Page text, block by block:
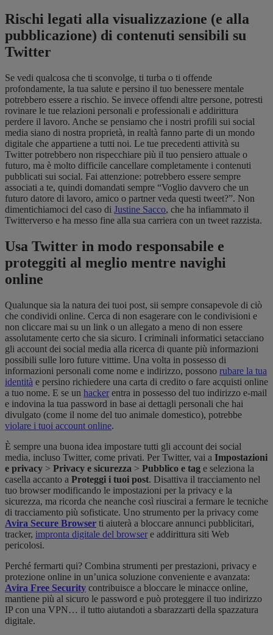
Rischi legati alla visualizzazione (e alla
pubblicazione) di contenuti sensibili su
Twitter
Se vedi qualcosa che ti sconvolge, ti turba o ti offende
profondamente, la tua salute e persino il tuo benessere mentale
potrebbero essere a rischio. Se invece offendi altre persone, potresti
rovinare le tue relazioni personali e professionali e addirittura
perdere il lavoro. Anche se pensiamo che i nostri profili sui social
media siano di nostra proprietà, in realtà fanno parte di un mondo
digitale che appartiene a tutti noi. Le tue precedenti attività su
Twitter potrebbero non rispecchiare più il tuo pensiero attuale o
futuro, ma è molto difficile cancellare completamente i contenuti
pubblicati sui social. Fai attenzione: potrebbero essere sempre
associati a te, quindi domandati sempre “Voglio davvero che un
futuro datore di lavoro, amico o partner veda questi tweet?”. Non
dimentichiamoci del caso di Justine Sacco, che ha infiammato il
Twitterverso e ha messo fine alla sua carriera con un tweet razzista.
Usa Twitter in modo responsabile e
proteggiti al meglio mentre navighi
online
Qualunque sia la natura dei tuoi post, sii sempre consapevole di ciò
che condividi online. Cerca di non esagerare con le condivisioni e
non cliccare mai su un link o un allegato a meno di non essere
assolutamente certo che sia sicuro. I criminali informatici setacciano
gli account dei social media alla ricerca di quante più informazioni
possibili sulle loro future vittime. Una volta in possesso di
informazioni personali come nome e indirizzo, possono rubare la tua
identità e persino richiedere una carta di credito o fare acquisti online
a tuo nome. E se un hacker entra in possesso del tuo indirizzo e-mail
e indovina la tua password in base ai dettagli personali che hai
divulgato (come il nome del tuo animale domestico), potrebbe
violare i tuoi account online.
È sempre una buona idea impostare tutti gli account dei social
media, incluso Twitter, come privati. Per Twitter, vai a Impostazioni
e privacy > Privacy e sicurezza > Pubblico e tag e seleziona la
casella accanto a Proteggi i tuoi post. Disattiva il tracciamento nel
tuo browser modificando le impostazioni per la privacy e la
sicurezza, ma ricorda che neanche così riuscirai a fermare le tecniche
di tracciamento più sofisticate. Uno strumento per la privacy come
Avira Secure Browser ti aiuterà a bloccare annunci pubblicitari,
tracker, impronta digitale del browser e addirittura siti Web
pericolosi.
Perché fermarti qui? Combina strumenti per prestazioni, privacy e
protezione online in un’unica soluzione conveniente e avanzata:
Avira Free Security contribuisce a bloccare le minacce online,
mantiene più al sicuro le password e può proteggere il tuo indirizzo
IP con una VPN… il tutto aiutandoti a sbarazzarti della spazzatura
digitale.